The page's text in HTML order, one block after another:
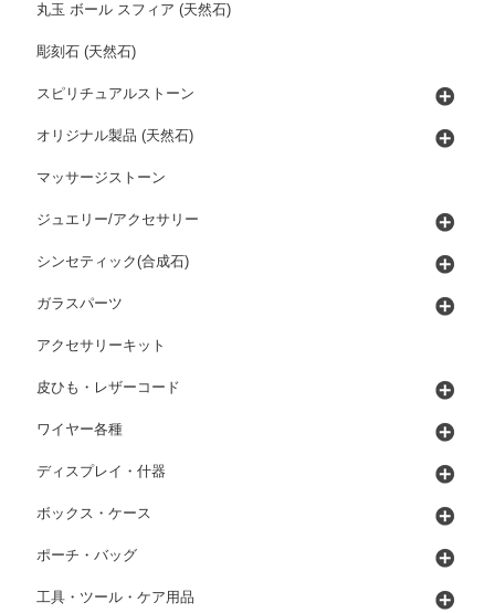
丸玉 ボール スフィア (天然石)
彫刻石 (天然石)
スピリチュアルストーン
オリジナル製品 (天然石)
マッサージストーン
ジュエリー/アクセサリー
シンセティック(合成石)
ガラスパーツ
アクセサリーキット
皮ひも・レザーコード
ワイヤー各種
ディスプレイ・什器
ボックス・ケース
ポーチ・バッグ
工具・ツール・ケア用品